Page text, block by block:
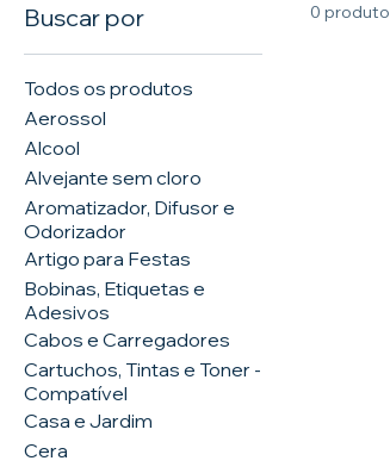
Buscar por
Todos os produtos
Aerossol
Alcool
Alvejante sem cloro
Aromatizador, Difusor e
Odorizador
Artigo para Festas
Bobinas, Etiquetas e
Adesivos
Cabos e Carregadores
Cartuchos, Tintas e Toner -
Compatível
Casa e Jardim
Cera
0 produto